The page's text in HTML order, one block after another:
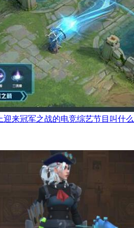
迎来冠军之战的电竞综艺节目叫什